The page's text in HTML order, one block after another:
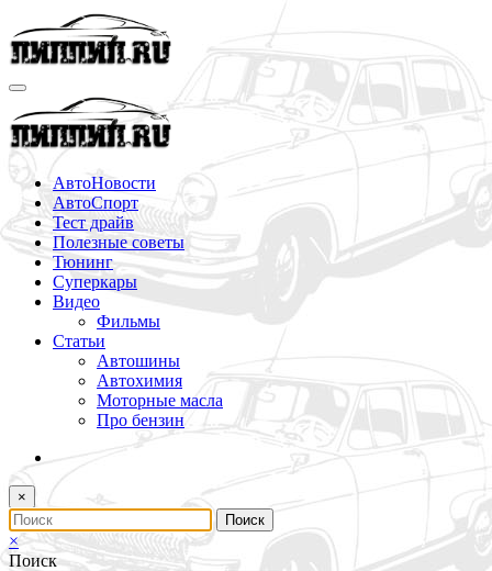
Перейти
к
содержимому
АвтоНовости
АвтоСпорт
Тест драйв
Полезные советы
Тюнинг
Суперкары
Видео
Фильмы
Статьи
Автошины
Автохимия
Моторные масла
Про бензин
×
×
Поиск